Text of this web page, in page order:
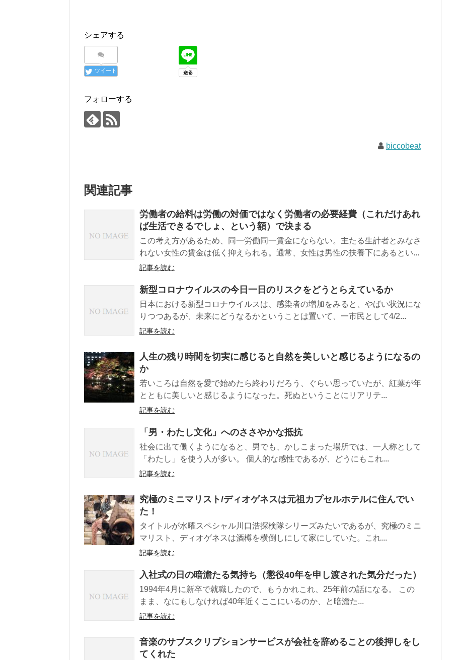
シェアする
ツイート
フォローする
biccobeat
関連記事
労働者の給料は労働の対価ではなく労働者の必要経費（これだけあれ
ば生活できるでしょ、という額）で決まる
この考え方があるため、同一労働同一賃金にならない。主たる生計者とみなさ
れない女性の賃金は低く抑えられる。通常、女性は男性の扶養下にあるとい...
記事を読む
新型コロナウイルスの今日一日のリスクをどうとらえているか
日本における新型コロナウイルスは、感染者の増加をみると、やばい状況にな
りつつあるが、未来にどうなるかということは置いて、一市民として4/2...
記事を読む
人生の残り時間を切実に感じると自然を美しいと感じるようになるの
か
若いころは自然を愛で始めたら終わりだろう、ぐらい思っていたが、紅葉が年
とともに美しいと感じるようになった。死ぬということにリアリテ...
記事を読む
「男・わたし文化」へのささやかな抵抗
社会に出て働くようになると、男でも、かしこまった場所では、一人称として
「わたし」を使う人が多い。 個人的な感性であるが、どうにもこれ...
記事を読む
究極のミニマリスト/ディオゲネスは元祖カプセルホテルに住んでい
た！
タイトルが水曜スペシャル川口浩探検隊シリーズみたいであるが、究極のミニ
マリスト、ディオゲネスは酒樽を横倒しにして家にしていた。これ...
記事を読む
入社式の日の暗澹たる気持ち（懲役40年を申し渡された気分だった）
1994年4月に新卒で就職したので、もうかれこれ、25年前の話になる。 この
まま、なにもしなければ40年近くここにいるのか、と暗澹た...
記事を読む
音楽のサブスクリプションサービスが会社を辞めることの後押しをし
てくれた